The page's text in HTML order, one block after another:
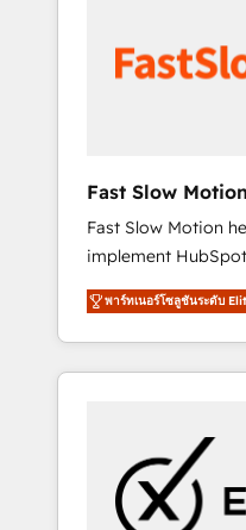
so it actually drives
reporting - Workflow automation and data
clean-up - Sales enablement and team
training - Ongoing optimisation and RevOps
support Based in Leeds and London, we
partner with SMEs
ready to turn
engine it’s meant to
Fast Slow
& Salesforce
Fast Slow Motion
implement
one — with the
complexity
HubSpot and
experience in CRM
growing mid-
organizations, our
technical
พาร์ทเนอร์โซลูชันระดับ